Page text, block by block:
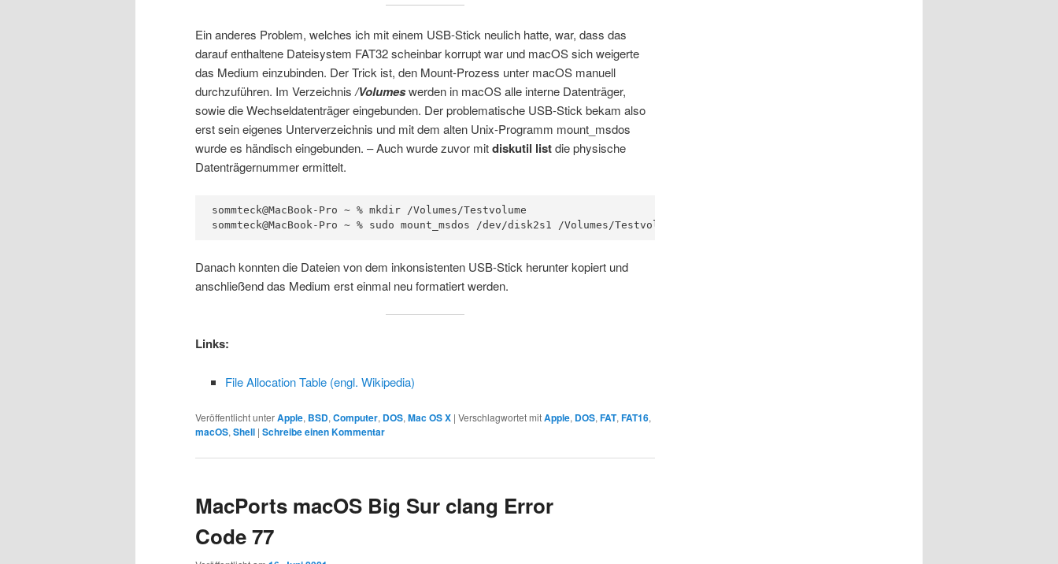
Ein anderes Problem, welches ich mit einem USB-Stick neulich hatte, war, dass das
darauf enthaltene Dateisystem FAT32 scheinbar korrupt war und macOS sich weigerte
das Medium einzubinden. Der Trick ist, den Mount-Prozess unter macOS manuell
durchzuführen. Im Verzeichnis /Volumeswerden in macOS alle interne Datenträger,
sowie die Wechseldatenträger eingebunden. Der problematische USB-Stick bekam also
erst sein eigenes Unterverzeichnis und mit dem alten Unix-Programm mount_msdos
wurde es händisch eingebunden. – Auch wurde zuvor mitdiskutil listdie physische
Datenträgernummer ermittelt.
sommteck@MacBook-Pro ~ % mkdir /Volumes/Testvolume
sommteck@MacBook-Pro ~ % sudo mount_msdos /dev/disk2s1 /Volumes/Testvolume
Danach konnten die Dateien von dem inkonsistenten USB-Stick herunter kopiert und
anschließend das Medium erst einmal neu formatiert werden.
Links:
File Allocation Table (engl. Wikipedia)
Veröffentlicht unterApple, BSD, Computer, DOS, Mac OS X | Verschlagwortet mitApple, DOS, FAT, FAT16,
macOS, Shell | Schreibe einen Kommentar
MacPorts macOS Big Sur clang Error
Code 77